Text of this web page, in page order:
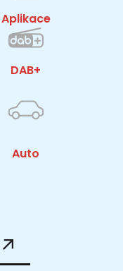
Aplikace
DAB+
Auto